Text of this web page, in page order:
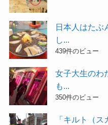
日本人はたぶ
し...
439件のビュー
女子大生のわ
も...
350件のビュー
「キルト（